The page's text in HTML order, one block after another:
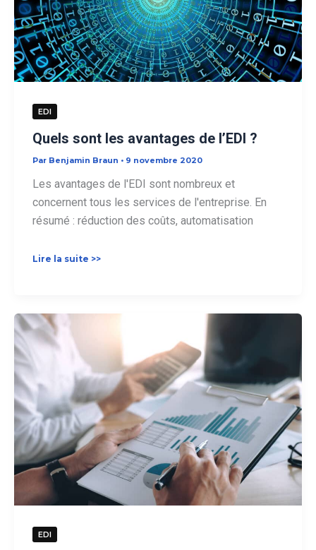
EDI
Quels sont les avantages de l’EDI ?
Par Benjamin Braun • 9 novembre 2020
Les avantages de l'EDI sont nombreux et
concernent tous les services de l'entreprise. En
résumé : réduction des coûts, automatisation
Quels
de
l’EDI
?
Lire la suite >>
EDI